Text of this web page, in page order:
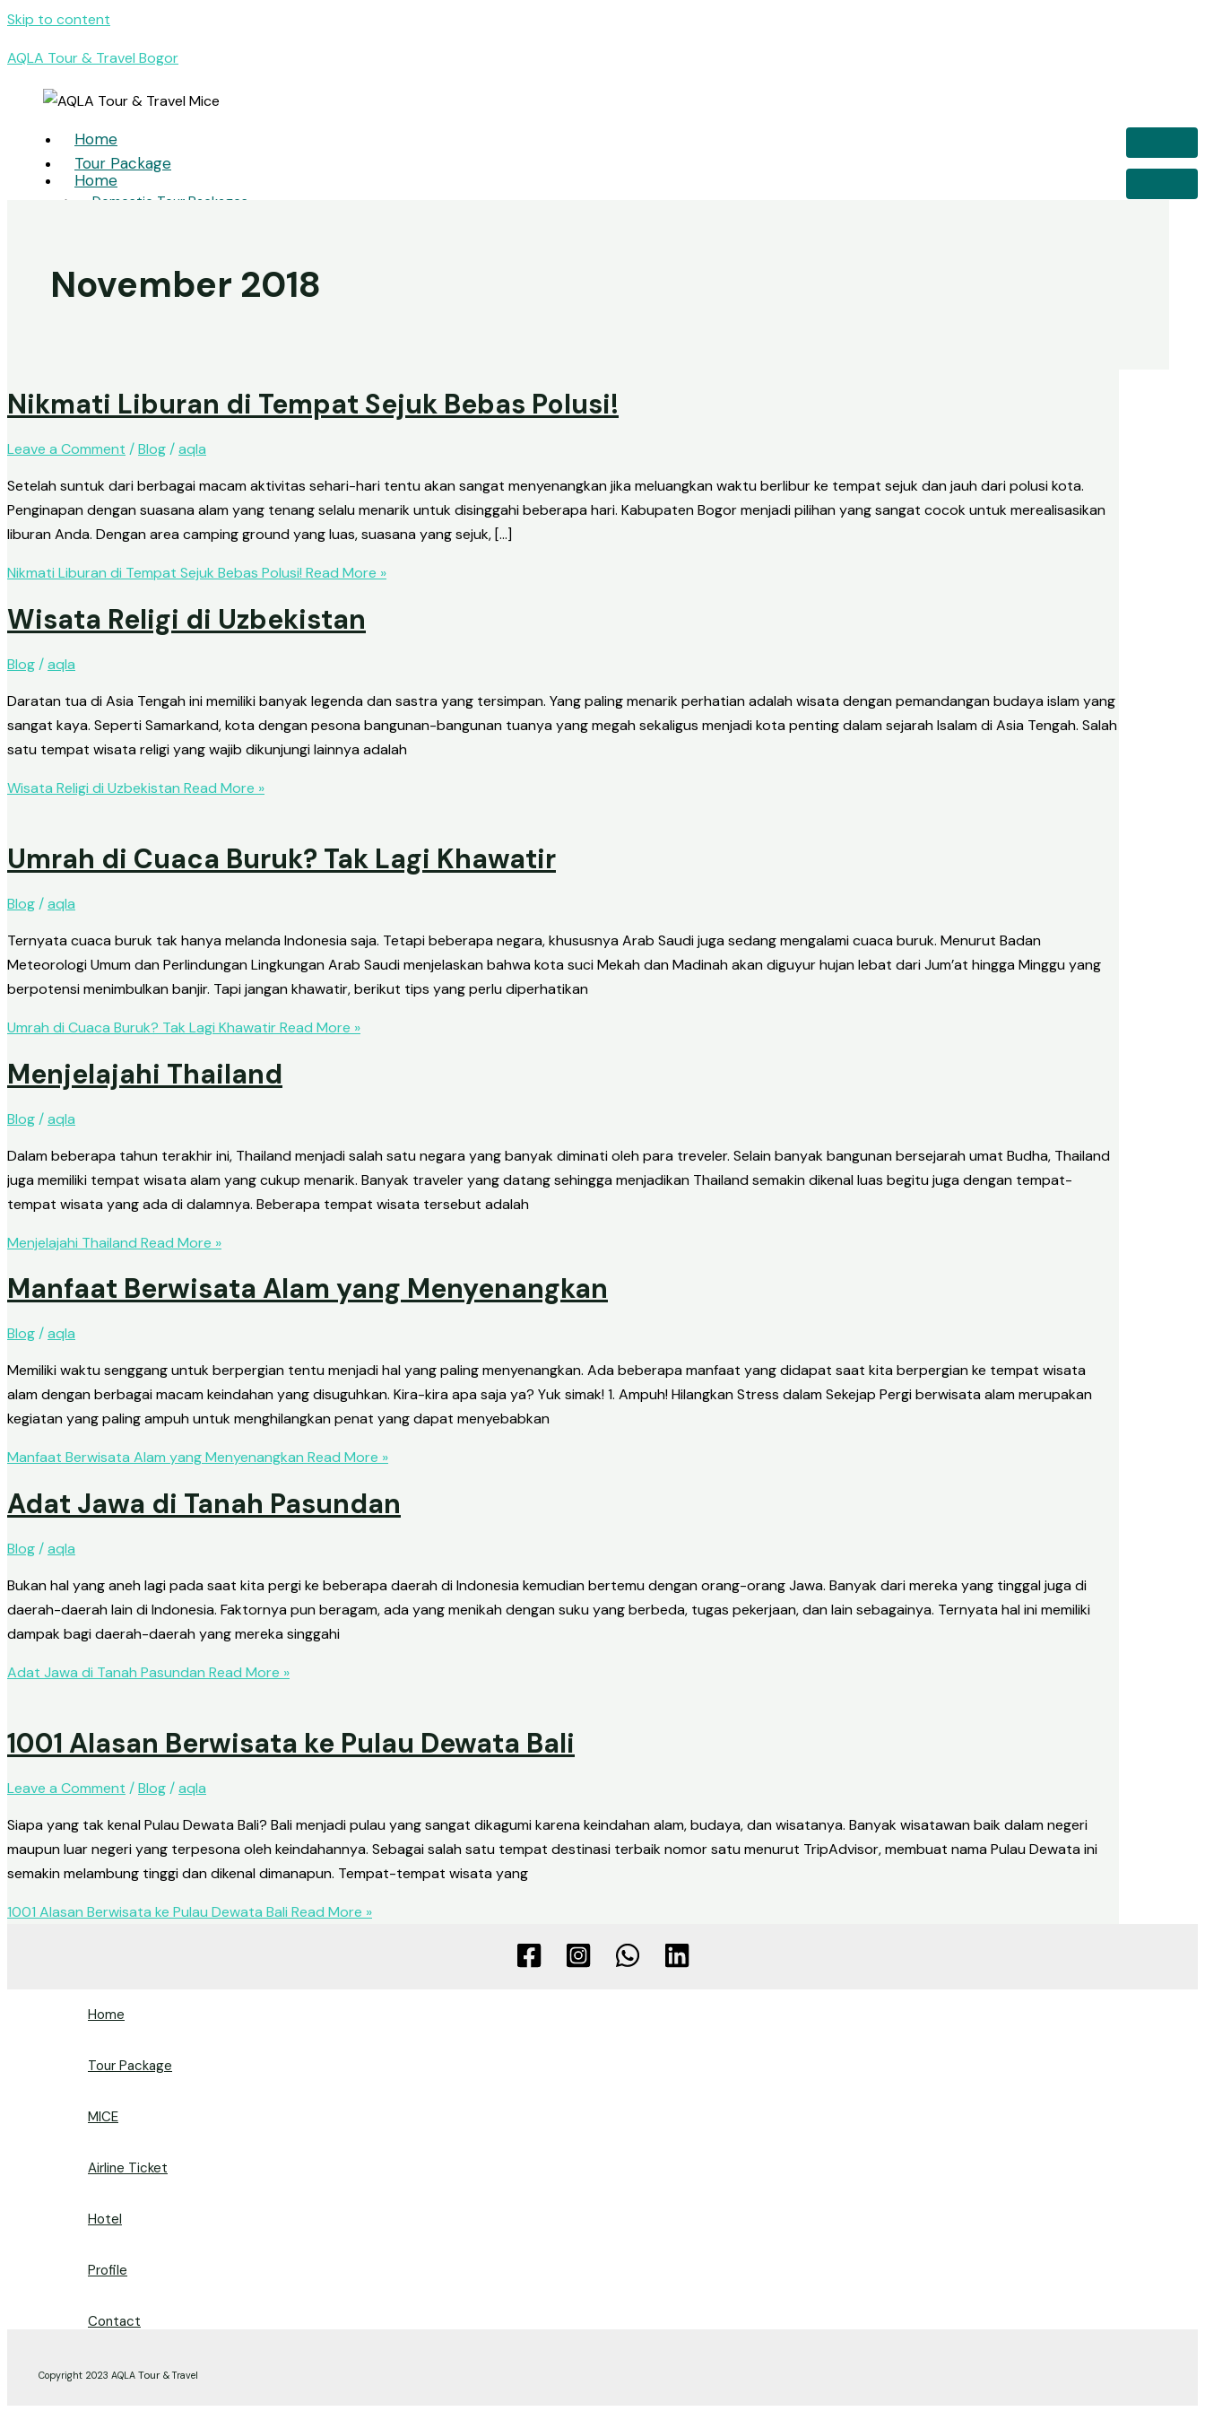
Skip to content
AQLA Tour & Travel Bogor
Home
Tour Package
Domestic Tour Packages
MICE
Exhibition
Airline Ticket
Domestic Flights
International Flights
Umrah Flights
Hotel
Contact
X
Home
• Umrah & Hajj
• Incentive
• Exhibition
Airline Ticket
• Domestic Flights
• International Flights
• Umrah Flights
Profile
Seminar & Workshop
Motivator
X
November 2018
Nikmati Liburan di Tempat Sejuk Bebas Polusi!
Leave a Comment /Blog /aqla
Setelah suntuk dari berbagai macam aktivitas sehari-hari tentu akan sangat menyenangkan jika meluangkan waktu berlibur ke tempat sejuk dan jauh dari polusi kota.
Penginapan dengan suasana alam yang tenang selalu menarik untuk disinggahi beberapa hari. Kabupaten Bogor menjadi pilihan yang sangat cocok untuk merealisasikan
liburan Anda. Dengan area camping ground yang luas, suasana yang sejuk, […]
Nikmati Liburan di Tempat Sejuk Bebas Polusi! Read More »
Wisata Religi di Uzbekistan
Blog /aqla
Daratan tua di Asia Tengah ini memiliki banyak legenda dan sastra yang tersimpan. Yang paling menarik perhatian adalah wisata dengan pemandangan budaya islam yang
sangat kaya. Seperti Samarkand, kota dengan pesona bangunan-bangunan tuanya yang megah sekaligus menjadi kota penting dalam sejarah Isalam di Asia Tengah. Salah
satu tempat wisata religi yang wajib dikunjungi lainnya adalah
Wisata Religi di Uzbekistan Read More »
Umrah di Cuaca Buruk? Tak Lagi Khawatir
Blog /aqla
Ternyata cuaca buruk tak hanya melanda Indonesia saja. Tetapi beberapa negara, khususnya Arab Saudi juga sedang mengalami cuaca buruk. Menurut Badan
Meteorologi Umum dan Perlindungan Lingkungan Arab Saudi menjelaskan bahwa kota suci Mekah dan Madinah akan diguyur hujan lebat dari Jum’at hingga Minggu yang
berpotensi menimbulkan banjir. Tapi jangan khawatir, berikut tips yang perlu diperhatikan
Umrah di Cuaca Buruk? Tak Lagi KhawatirRead More »
Menjelajahi Thailand
Blog /aqla
Dalam beberapa tahun terakhir ini, Thailand menjadi salah satu negara yang banyak diminati oleh para treveler. Selain banyak bangunan bersejarah umat Budha, Thailand
juga memiliki tempat wisata alam yang cukup menarik. Banyak traveler yang datang sehingga menjadikan Thailand semakin dikenal luas begitu juga dengan tempat-
tempat wisata yang ada di dalamnya. Beberapa tempat wisata tersebut adalah
Menjelajahi Thailand Read More »
Manfaat Berwisata Alam yang Menyenangkan
Blog/aqla
Memiliki waktu senggang untuk berpergian tentu menjadi hal yang paling menyenangkan. Ada beberapa manfaat yang didapat saat kita berpergian ke tempat wisata
alam dengan berbagai macam keindahan yang disuguhkan. Kira-kira apa saja ya? Yuk simak! 1. Ampuh! Hilangkan Stress dalam Sekejap Pergi berwisata alam merupakan
kegiatan yang paling ampuh untuk menghilangkan penat yang dapat menyebabkan
Manfaat Berwisata Alam yang Menyenangkan Read More »
Adat Jawa di Tanah Pasundan
Blog /aqla
Bukan hal yang aneh lagi pada saat kita pergi ke beberapa daerah di Indonesia kemudian bertemu dengan orang-orang Jawa. Banyak dari mereka yang tinggal juga di
daerah-daerah lain di Indonesia. Faktornya pun beragam, ada yang menikah dengan suku yang berbeda, tugas pekerjaan, dan lain sebagainya. Ternyata hal ini memiliki
dampak bagi daerah-daerah yang mereka singgahi
Adat Jawa di Tanah Pasundan Read More »
1001 Alasan Berwisata ke Pulau Dewata Bali
Leave a Comment /Blog /aqla
Siapa yang tak kenal Pulau Dewata Bali? Bali menjadi pulau yang sangat dikagumi karena keindahan alam, budaya, dan wisatanya. Banyak wisatawan baik dalam negeri
maupun luar negeri yang terpesona oleh keindahannya. Sebagai salah satu tempat destinasi terbaik nomor satu menurut TripAdvisor, membuat nama Pulau Dewata ini
semakin melambung tinggi dan dikenal dimanapun. Tempat-tempat wisata yang
1001 Alasan Berwisata ke Pulau Dewata Bali Read More »
Home
Tour Package
MICE
Airline Ticket
Hotel
Profile
Contact
Copyright 2023 AQLA Tour & Travel